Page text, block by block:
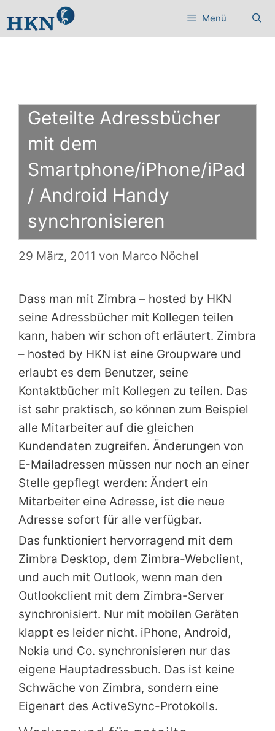
Inhalt
Menü
Geteilte Adressbücher
mit dem
Smartphone/iPhone/iPad
/ Android Handy
synchronisieren
29 März, 2011 von Marco Nöchel
Dass man mit Zimbra – hosted by HKN
seine Adressbücher mit Kollegen teilen
kann, haben wir schon oft erläutert. Zimbra
– hosted by HKN ist eine Groupware und
erlaubt es dem Benutzer, seine
Kontaktbücher mit Kollegen zu teilen. Das
ist sehr praktisch, so können zum Beispiel
alle Mitarbeiter auf die gleichen
Kundendaten zugreifen. Änderungen von
E-Mailadressen müssen nur noch an einer
Stelle gepflegt werden: Ändert ein
Mitarbeiter eine Adresse, ist die neue
Adresse sofort für alle verfügbar.
Das funktioniert hervorragend mit dem
Zimbra Desktop, dem Zimbra-Webclient,
und auch mit Outlook, wenn man den
Outlookclient mit dem Zimbra-Server
synchronisiert. Nur mit mobilen Geräten
klappt es leider nicht. iPhone, Android,
Nokia und Co. synchronisieren nur das
eigene Hauptadressbuch. Das ist keine
Schwäche von Zimbra, sondern eine
Eigenart des ActiveSync-Protokolls.